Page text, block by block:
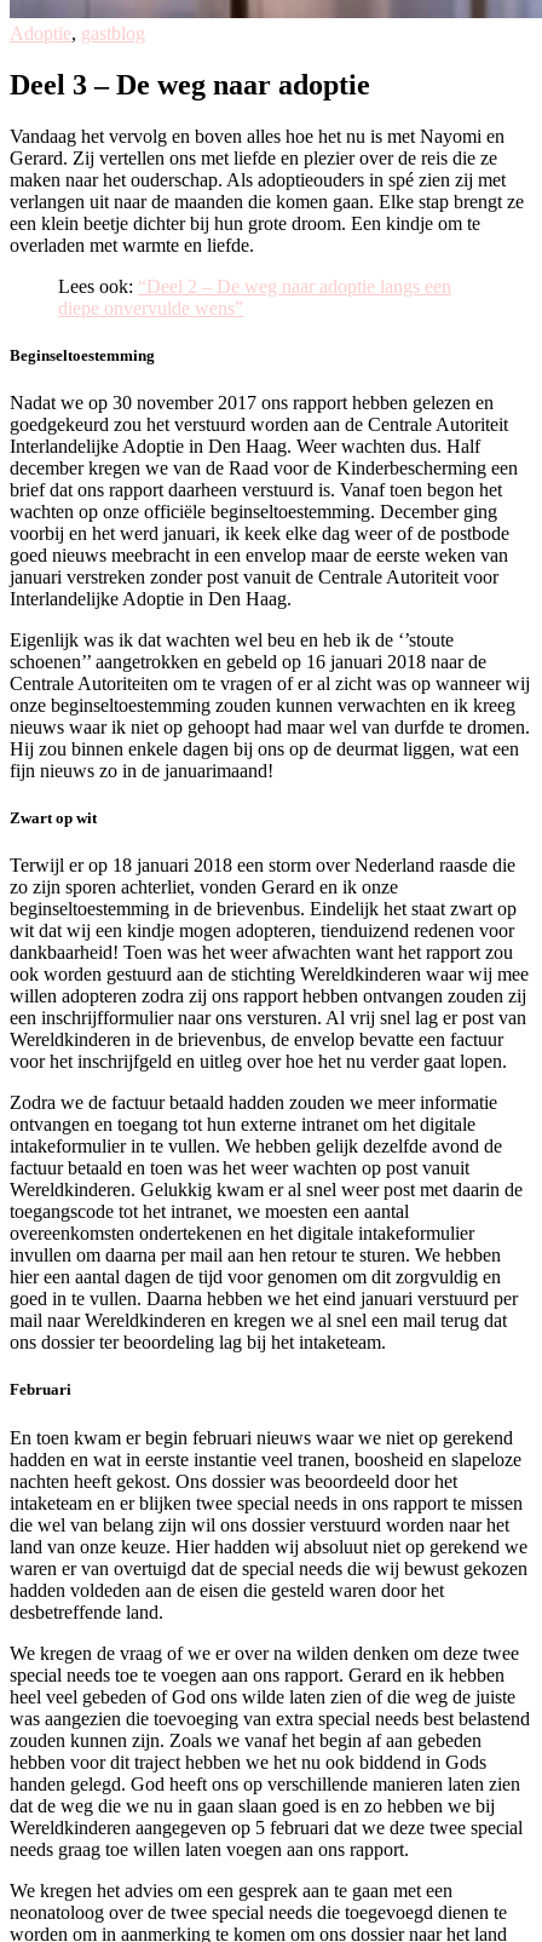
Adoptie, gastblog
Deel 3 – De weg naar adoptie
Vandaag het vervolg en boven alles hoe het nu is met Nayomi en
Gerard. Zij vertellen ons met liefde en plezier over de reis die ze
maken naar het ouderschap. Als adoptieouders in spé zien zij met
verlangen uit naar de maanden die komen gaan. Elke stap brengt ze
een klein beetje dichter bij hun grote droom. Een kindje om te
overladen met warmte en liefde.
Lees ook: “Deel 2 – De weg naar adoptie langs een
diepe onvervulde wens”
Beginseltoestemming
Nadat we op 30 november 2017 ons rapport hebben gelezen en
goedgekeurd zou het verstuurd worden aan de Centrale Autoriteit
Interlandelijke Adoptie in Den Haag. Weer wachten dus. Half
december kregen we van de Raad voor de Kinderbescherming een
brief dat ons rapport daarheen verstuurd is. Vanaf toen begon het
wachten op onze officiële beginseltoestemming. December ging
voorbij en het werd januari, ik keek elke dag weer of de postbode
goed nieuws meebracht in een envelop maar de eerste weken van
januari verstreken zonder post vanuit de Centrale Autoriteit voor
Interlandelijke Adoptie in Den Haag.
Eigenlijk was ik dat wachten wel beu en heb ik de ‘’stoute
schoenen’’ aangetrokken en gebeld op 16 januari 2018 naar de
Centrale Autoriteiten om te vragen of er al zicht was op wanneer wij
onze beginseltoestemming zouden kunnen verwachten en ik kreeg
nieuws waar ik niet op gehoopt had maar wel van durfde te dromen.
Hij zou binnen enkele dagen bij ons op de deurmat liggen, wat een
fijn nieuws zo in de januarimaand!
Zwart op wit
Terwijl er op 18 januari 2018 een storm over Nederland raasde die
zo zijn sporen achterliet, vonden Gerard en ik onze
beginseltoestemming in de brievenbus. Eindelijk het staat zwart op
wit dat wij een kindje mogen adopteren, tienduizend redenen voor
dankbaarheid! Toen was het weer afwachten want het rapport zou
ook worden gestuurd aan de stichting Wereldkinderen waar wij mee
willen adopteren zodra zij ons rapport hebben ontvangen zouden zij
een inschrijfformulier naar ons versturen. Al vrij snel lag er post van
Wereldkinderen in de brievenbus, de envelop bevatte een factuur
voor het inschrijfgeld en uitleg over hoe het nu verder gaat lopen.
Zodra we de factuur betaald hadden zouden we meer informatie
ontvangen en toegang tot hun externe intranet om het digitale
intakeformulier in te vullen. We hebben gelijk dezelfde avond de
factuur betaald en toen was het weer wachten op post vanuit
Wereldkinderen. Gelukkig kwam er al snel weer post met daarin de
toegangscode tot het intranet, we moesten een aantal
overeenkomsten ondertekenen en het digitale intakeformulier
invullen om daarna per mail aan hen retour te sturen. We hebben
hier een aantal dagen de tijd voor genomen om dit zorgvuldig en
goed in te vullen. Daarna hebben we het eind januari verstuurd per
mail naar Wereldkinderen en kregen we al snel een mail terug dat
ons dossier ter beoordeling lag bij het intaketeam.
Februari
En toen kwam er begin februari nieuws waar we niet op gerekend
hadden en wat in eerste instantie veel tranen, boosheid en slapeloze
nachten heeft gekost. Ons dossier was beoordeeld door het
intaketeam en er blijken twee special needs in ons rapport te missen
die wel van belang zijn wil ons dossier verstuurd worden naar het
land van onze keuze. Hier hadden wij absoluut niet op gerekend we
waren er van overtuigd dat de special needs die wij bewust gekozen
hadden voldeden aan de eisen die gesteld waren door het
desbetreffende land.
We kregen de vraag of we er over na wilden denken om deze twee
special needs toe te voegen aan ons rapport. Gerard en ik hebben
heel veel gebeden of God ons wilde laten zien of die weg de juiste
was aangezien die toevoeging van extra special needs best belastend
zouden kunnen zijn. Zoals we vanaf het begin af aan gebeden
hebben voor dit traject hebben we het nu ook biddend in Gods
handen gelegd. God heeft ons op verschillende manieren laten zien
dat de weg die we nu in gaan slaan goed is en zo hebben we bij
Wereldkinderen aangegeven op 5 februari dat we deze twee special
needs graag toe willen laten voegen aan ons rapport.
We kregen het advies om een gesprek aan te gaan met een
neonatoloog over de twee special needs die toegevoegd dienen te
worden om in aanmerking te komen om ons dossier naar het land